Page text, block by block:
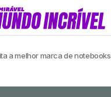
a melhor marca de